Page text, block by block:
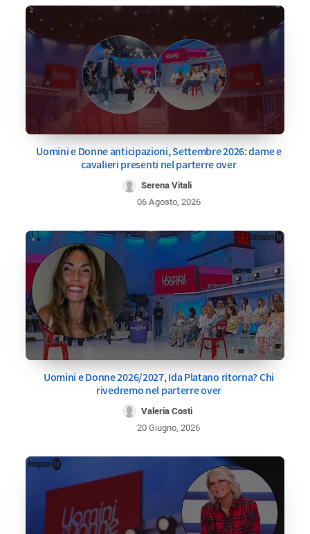
Uomini e Donne anticipazioni, Settembre 2026: dame e
cavalieri presenti nel parterre over
Serena Vitali
06 Agosto, 2026
Uomini e Donne 2026/2027, Ida Platano ritorna? Chi
rivedremo nel parterre over
Valeria Costi
20 Giugno, 2026